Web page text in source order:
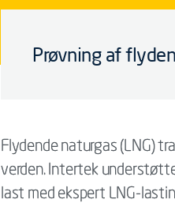
Prøvning af
Flydende naturgas (LNG)
verden. Intertek
last med ekspert LNG-